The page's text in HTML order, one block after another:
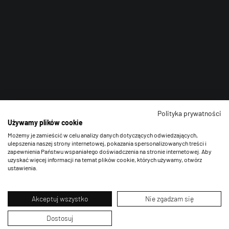
Polityka prywatności
Używamy plików cookie
Możemy je zamieścić w celu analizy danych dotyczących odwiedzających,
ulepszenia naszej strony internetowej, pokazania spersonalizowanych treści i
zapewnienia Państwu wspaniałego doświadczenia na stronie internetowej. Aby
uzyskać więcej informacji na temat plików cookie, których używamy, otwórz
ustawienia.
Akceptuj wszystko Nie zgadzam się
Dostosuj